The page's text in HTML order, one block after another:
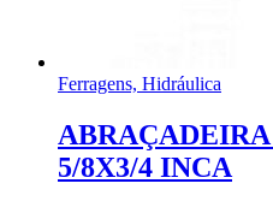
Ferragens, Hidráulica
5/8X3/4 INCA